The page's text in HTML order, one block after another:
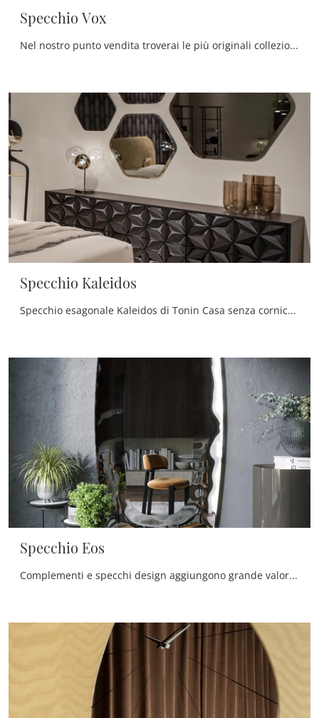
Specchio Vox
Nel nostro punto vendita troverai le più originali collezioni di Complementi design che includono anche specchi in vetro di qualità eccellente e di ...
Specchio Kaleidos
Specchio esagonale Kaleidos di Tonin Casa senza cornice: appartiene alla ricca gamma di Complementi moderni del rinomato marchio, sempre di grande ...
Specchio Eos
Complementi e specchi design aggiungono grande valore all’arredo delle nostre abitazioni e sono plurifunzionali oltre che belli da vedere.